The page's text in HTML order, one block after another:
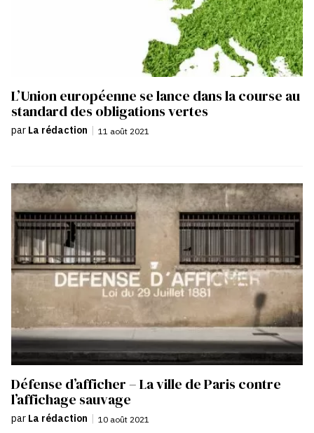
L’Union européenne se lance dans la course au
standard des obligations vertes
par La rédaction | 11 août 2021
Défense d’afficher – La ville de Paris contre
l’affichage sauvage
par La rédaction | 10 août 2021